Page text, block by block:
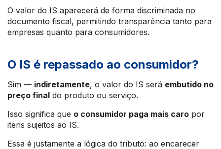
O valor do IS aparecerá de forma discriminada no
documento fiscal, permitindo transparência tanto para
empresas quanto para consumidores.
O IS é repassado ao consumidor?
Sim — indiretamente, o valor do IS será embutido no
preço final do produto ou serviço.
Isso significa que o consumidor paga mais caro por
itens sujeitos ao IS.
Essa é justamente a lógica do tributo: ao encarecer